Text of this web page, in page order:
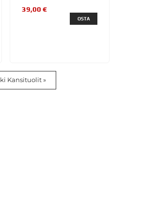
39,00 €
OSTA
Kansituolit »